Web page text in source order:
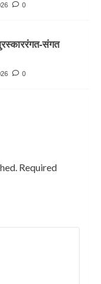
0
संगत
0
Required